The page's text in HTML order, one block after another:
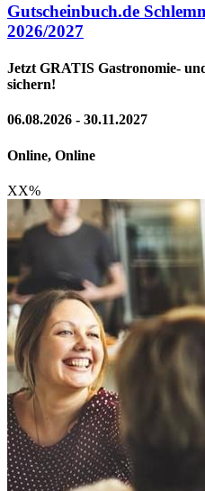
Gutscheinbuch.de
2026/2027
Jetzt GRATIS Gastronomie-
sichern!
06.08.2026 - 30.11.2027
Online, Online
XX%